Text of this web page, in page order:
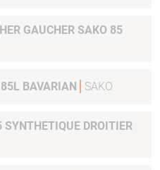
GAUCHER SAKO 85
BAVARIAN SAKO
DROITIER